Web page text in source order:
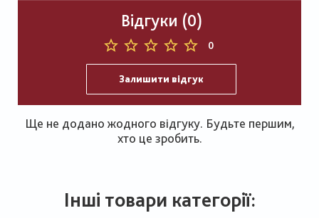
Відгуки (0)
0
Залишити відгук
Ще не додано жодного відгуку. Будьте першим,
хто це зробить.
Інші товари категорії: